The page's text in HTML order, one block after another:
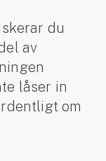
du
av
låser in
om